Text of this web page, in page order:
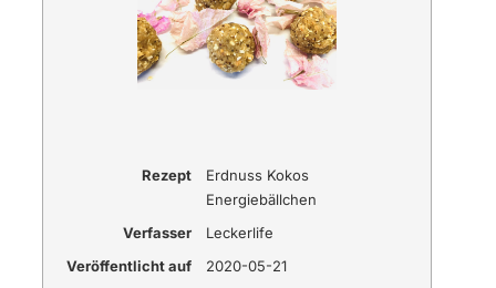
Rezept
Erdnuss Kokos
Energiebällchen
Verfasser
Leckerlife
Veröffentlicht auf
2020-05-21